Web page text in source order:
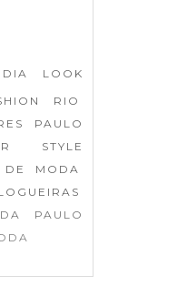
LOOK
RIO
PAULO
STYLE
DE MODA
PAULO